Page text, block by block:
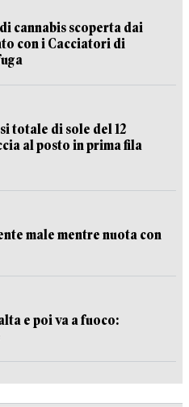
cannabis scoperta dai
con i Cacciatori di
totale di sole del 12
al posto in prima fila
male mentre nuota con
e poi va a fuoco: